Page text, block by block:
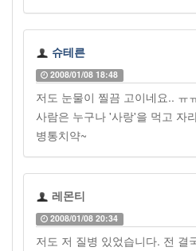
슈테른
2008/01/08 18:48
저도 눈물이 찔끔 고이네요.. ㅠ
사람은 누구나 '사랑'을 먹고 자
병통치약~
레몬티
2008/01/08 20:34
저도 저 질병 있었습니다. 전 결